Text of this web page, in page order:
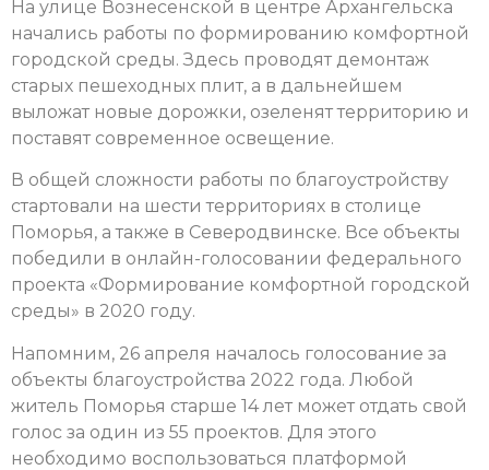
На улице Вознесенской в центре Архангельска
начались работы по формированию комфортной
городской среды. Здесь проводят демонтаж
старых пешеходных плит, а в дальнейшем
выложат новые дорожки, озеленят территорию и
поставят современное освещение.
В общей сложности работы по благоустройству
стартовали на шести территориях в столице
Поморья, а также в Северодвинске. Все объекты
победили в онлайн-голосовании федерального
проекта «Формирование комфортной городской
среды» в 2020 году.
Напомним, 26 апреля началось голосование за
объекты благоустройства 2022 года. Любой
житель Поморья старше 14 лет может отдать свой
голос за один из 55 проектов. Для этого
необходимо воспользоваться платформой